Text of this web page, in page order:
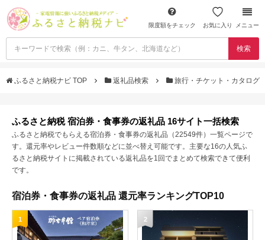
限度額をチェック お気に入り メニュー
検索
ふるさと納税ナビ TOP 返礼品検索 旅行・チケット・カタログ
ふるさと納税 宿泊券・食事券の返礼品 16サイト一括検索
ふるさと納税でもらえる宿泊券・食事券の返礼品（22549件）一覧ページで
す。還元率やレビュー件数順などに並べ替え可能です。主要な16の人気ふ
るさと納税サイトに掲載されている返礼品を1回でまとめて検索できて便利
です。
宿泊券・食事券の返礼品 還元率ランキングTOP10
1 2